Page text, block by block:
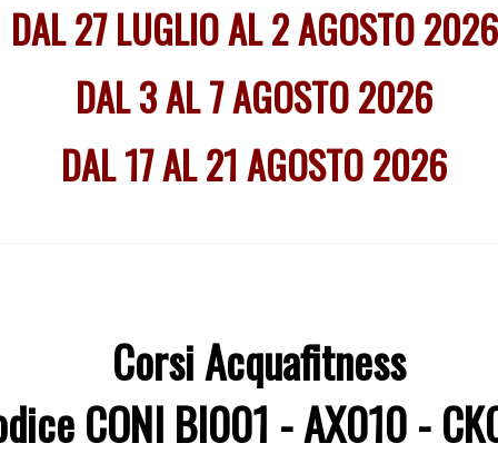
DAL 27 LUGLIO AL 2 AGOSTO
DAL 3 AL 7 AGOSTO 2026
DAL 17 AL 21 AGOSTO 2026
Corsi Acquafitness
CONI BI001 - AX010 -